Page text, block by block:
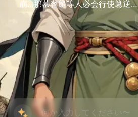
崩…那慕容麟等人必会行使篡逆…